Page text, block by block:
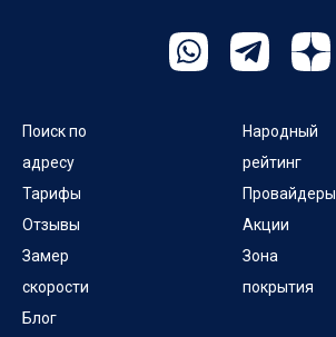
Поиск по
адресу
Тарифы
Отзывы
Замер
скорости
Блог
Народный
рейтинг
Провайдеры
Акции
Зона
покрытия